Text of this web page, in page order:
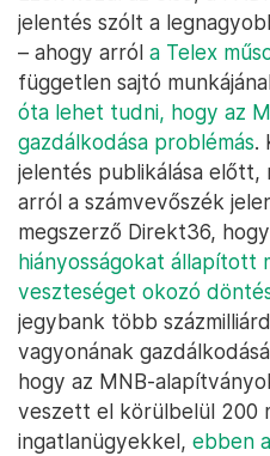
jelentés szólt a
– ahogy arról a Telex
független sajtó
óta lehet tudni, hogy az
gazdálkodása problémás.
jelentés publikálása előtt,
arról a számvevőszék
megszerző Direkt36,
hiányosságokat állapított
veszteséget okozó
jegybank több
vagyonának
hogy az MNB-
veszett el körülbelül 200
ingatlanügyekkel, ebben